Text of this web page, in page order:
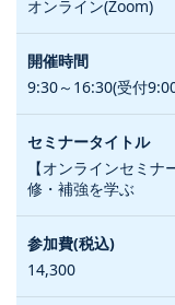
オンライン(Zoom)
9:30～16:30(受付
【オンラインセミ
修・補強を学ぶ
14,300